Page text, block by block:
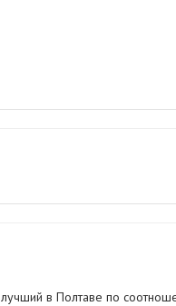
в Полтаве по